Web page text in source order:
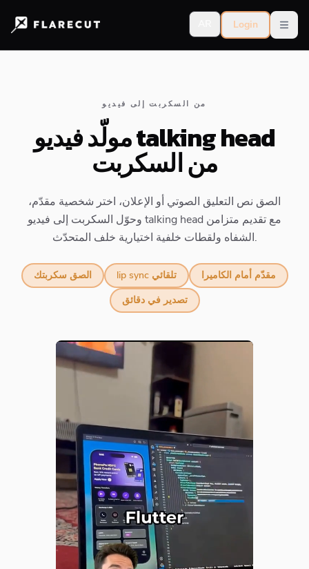
Login
من السكربت إلى فيديو
مولّد فيديو talking head
من السكربت
الصق نص التعليق الصوتي أو الإعلان، اختر شخصية مقدّم،
وحوّل السكربت إلى فيديو talking head مع تقديم متزامن
الشفاه ولقطات خلفية اختيارية خلف المتحدّث.
الصق سكربتك lip sync تلقائي
مقدّم أمام الكاميرا
تصدير في دقائق